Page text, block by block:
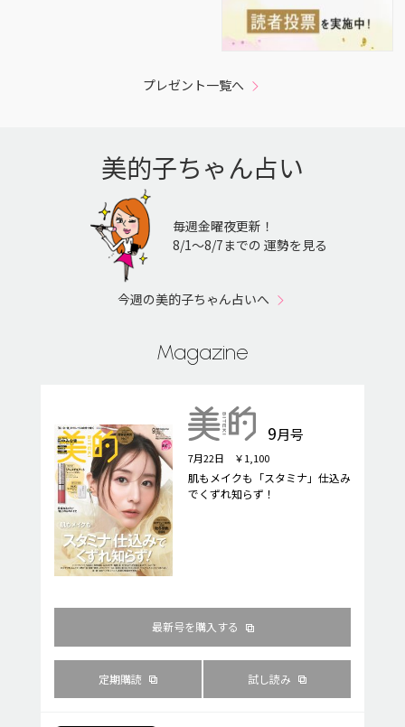
プレゼント一覧へ
美的子ちゃん占い
毎週金曜夜更新！
8/1〜8/7までの 運勢を見る
今週の美的子ちゃん占いへ
Magazine
9月号
7月22日 ￥1,100
肌もメイクも「スタミナ」仕込み
でくずれ知らず！
最新号を購入する
定期購読 試し読み